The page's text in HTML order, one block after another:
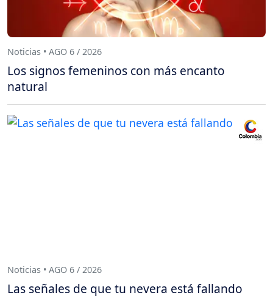
Noticias • AGO 6 / 2026
Los signos femeninos con más encanto
natural
Noticias • AGO 6 / 2026
Las señales de que tu nevera está fallando